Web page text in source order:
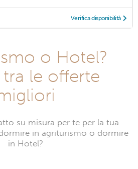
Verifica disponibilità
o Hotel?
tra le offerte
su misura per te per la tua
in agriturismo o dormire
in Hotel?